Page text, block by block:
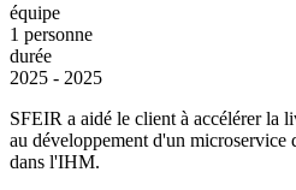
équipe
1 personne
durée
2025 - 2025
SFEIR a aidé le client à accélérer la
au développement d'un microservice
dans l'IHM.